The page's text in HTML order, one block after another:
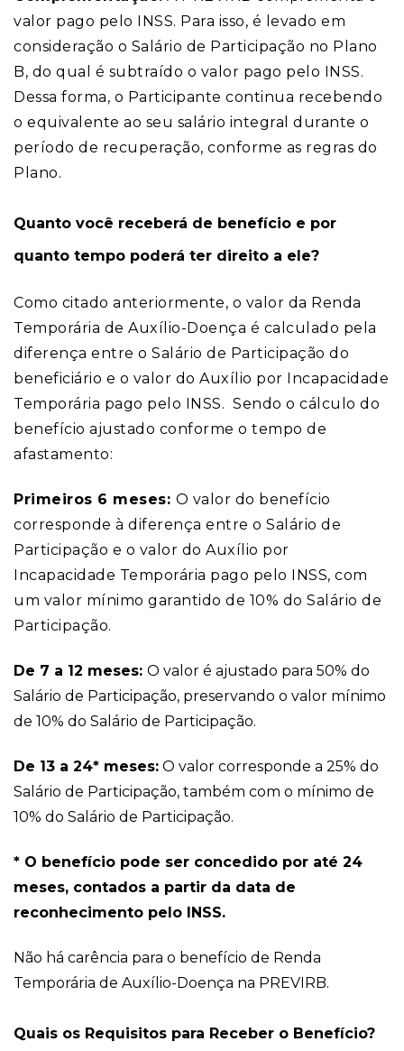
valor pago pelo INSS. Para isso, é levado em
consideração o Salário de Participação no Plano
B, do qual é subtraído o valor pago pelo INSS.
Dessa forma, o Participante continua recebendo
o equivalente ao seu salário integral durante o
período de recuperação, conforme as regras do
Plano.
Quanto você receberá de benefício e por
quanto tempo poderá ter direito a ele?
Como citado anteriormente, o valor da Renda
Temporária de Auxílio-Doença é calculado pela
diferença entre o Salário de Participação do
beneficiário e o valor do Auxílio por Incapacidade
Temporária pago pelo INSS. Sendo o cálculo do
benefício ajustado conforme o tempo de
afastamento:
Primeiros 6 meses: O valor do benefício
corresponde à diferença entre o Salário de
Participação e o valor do Auxílio por
Incapacidade Temporária pago pelo INSS, com
um valor mínimo garantido de 10% do Salário de
Participação.
De 7 a 12 meses: O valor é ajustado para 50% do
Salário de Participação, preservando o valor mínimo
de 10% do Salário de Participação​.
De 13 a 24* meses: O valor corresponde a 25% do
Salário de Participação, também com o mínimo de
10% do Salário de Participação.
* O benefício pode ser concedido por até 24
meses, contados a partir da data de
reconhecimento pelo INSS.
Não há carência para o benefício de Renda
Temporária de Auxílio-Doença na PREVIRB.
Quais os Requisitos para Receber o Benefício?